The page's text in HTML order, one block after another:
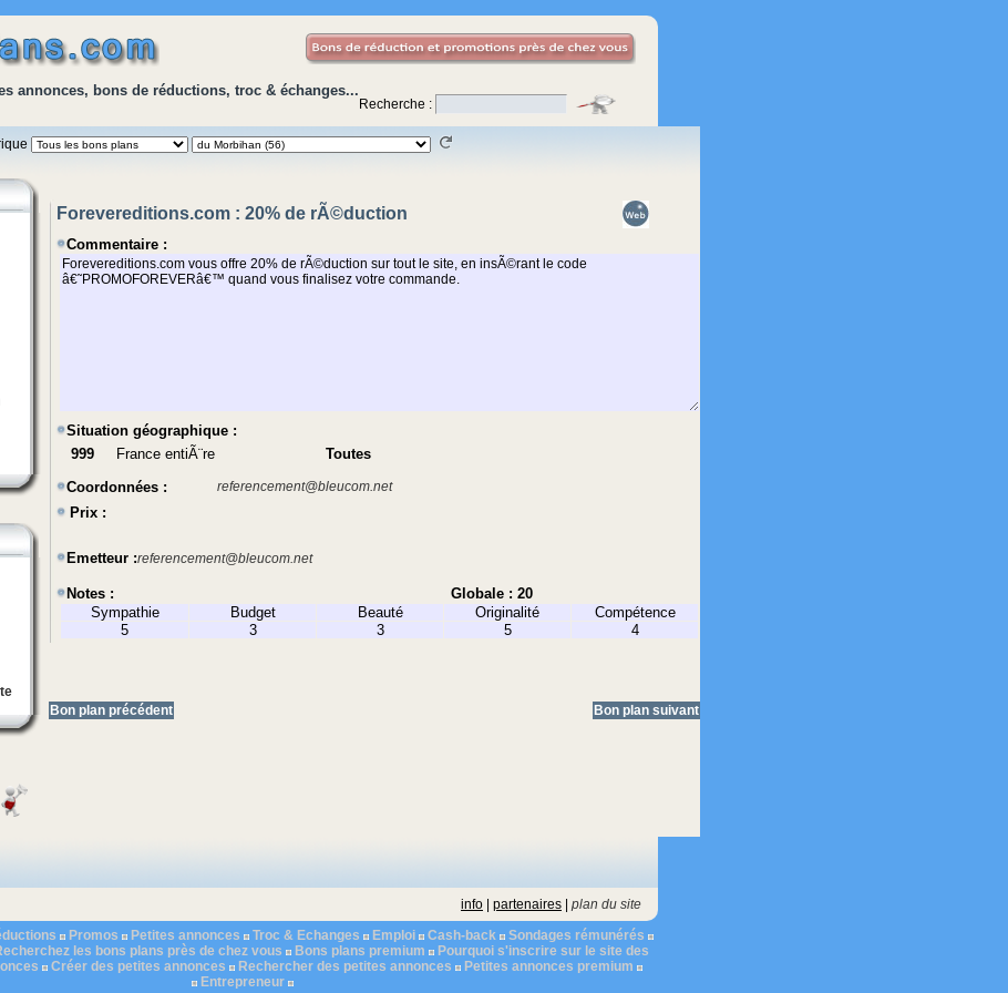
annonces, bons de réductions, troc & échanges...
Recherche :
Forevereditions.com : 20% de rÃ©duction
Commentaire :
Situation géographique :
999
France entiÃ¨re
Toutes
Coordonnées :
referencement@bleucom.net
Prix :
Emetteur :referencement@bleucom.net
Notes :
Globale : 20
Sympathie
Budget Beauté Originalité
Compétence
5
3 3 5 4
Bon plan précédent Bon plan suivant
info partenaires
plan du site
Promos Petites annonces Troc & Echanges Emploi Cash-back
Sondages rémunérés
les bons plans près de chez vous Bons plans premium
Pourquoi s'inscrire sur le site des
Créer des petites annonces Rechercher des petites annonces
Petites annonces premium
Entrepreneur